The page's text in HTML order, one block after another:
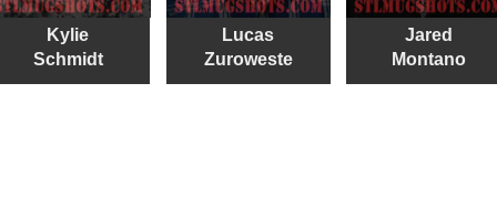
Kylie
Schmidt
Lucas
Zuroweste
Jared
Montano